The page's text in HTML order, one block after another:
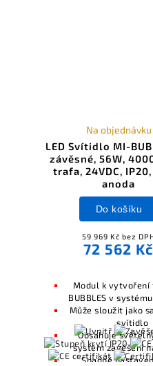
LED Svítidlo MI-
závěsné, 56W,
trafa, 24VDC,
anoda
Na objednávku
59 969 Kč bez
72 562 Kč
Do košíku
Modul k vytvoření
BUBBLES v
Může sloužit jako
svítidlo
Obsahuje
systém zavěšení
Snadné